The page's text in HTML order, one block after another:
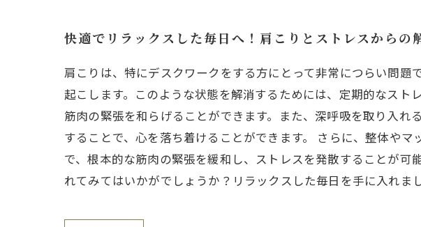
快適でリラックスした毎日へ！肩こりとストレスからの
肩こりは、特にデスクワークをする方にとって非常につらい問
起こします。このような状態を解消するためには、定期的なスト
筋肉の緊張を和らげることができます。また、深呼吸を取り入
することで、心を落ち着けることができます。 さらに、整体や
で、根本的な筋肉の緊張を緩和し、ストレスを発散することが
れてみてはいかがでしょうか？リラックスした毎日を手に入れま